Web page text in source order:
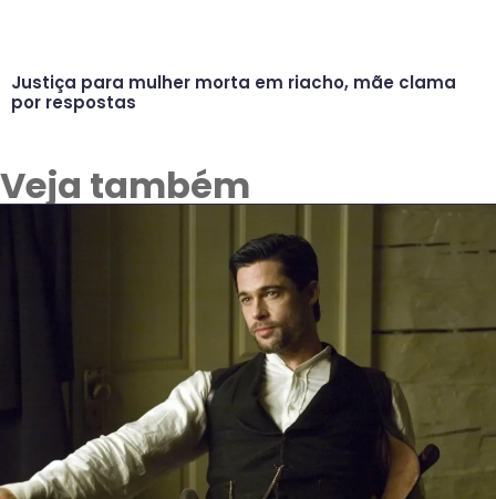
Justiça para mulher morta em riacho, mãe clama
por respostas
Veja também